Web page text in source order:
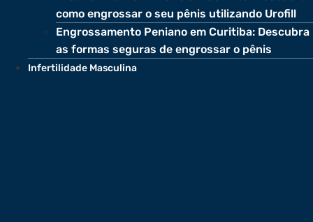
como engrossar o seu pênis utilizando Urofill
Engrossamento Peniano em Curitiba: Descubra
as formas seguras de engrossar o pênis
Infertilidade Masculina